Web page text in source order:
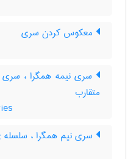
معکوس کردن سری
سری نیمه همگرا ، سری
متقارب
سری نیم همگرا ، سلسله